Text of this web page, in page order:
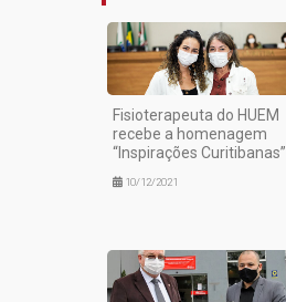
Fisioterapeuta do HUEM
recebe a homenagem
“Inspirações Curitibanas”
10/12/2021